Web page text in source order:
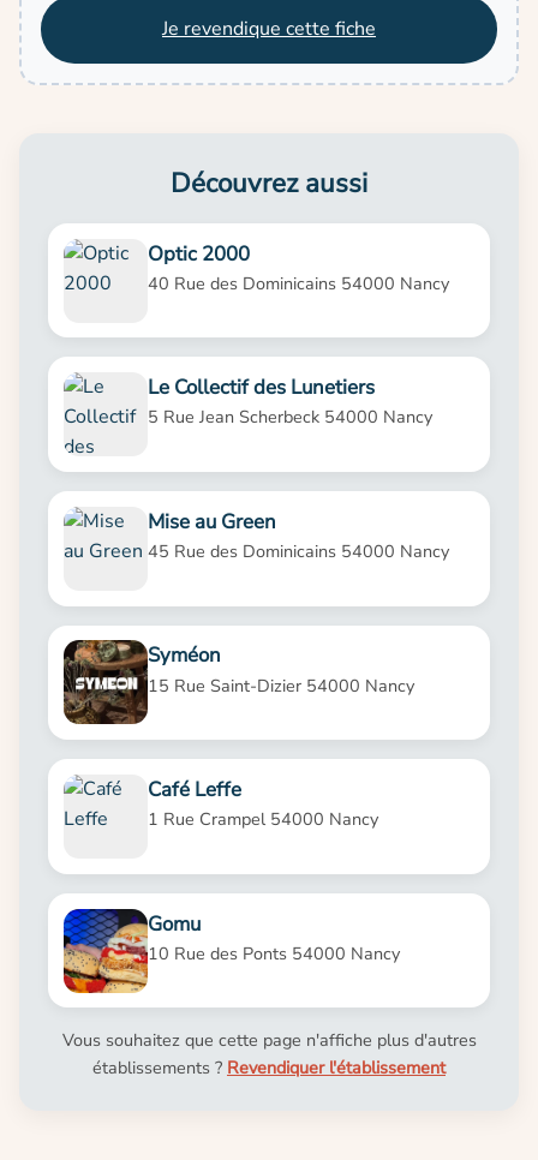
Je revendique cette fiche
Découvrez aussi
Optic 2000
40 Rue des Dominicains 54000 Nancy
Le Collectif des Lunetiers
5 Rue Jean Scherbeck 54000 Nancy
Mise au Green
45 Rue des Dominicains 54000 Nancy
Syméon
15 Rue Saint-Dizier 54000 Nancy
Café Leffe
1 Rue Crampel 54000 Nancy
Gomu
10 Rue des Ponts 54000 Nancy
Vous souhaitez que cette page n'affiche plus d'autres
établissements ? Revendiquer l'établissement